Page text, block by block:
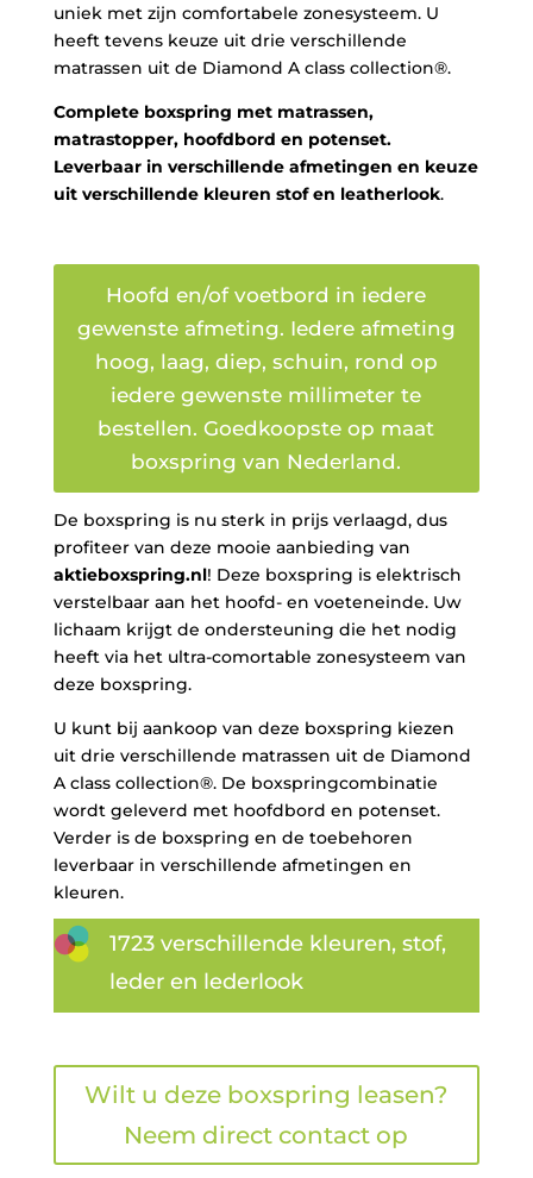
uniek met zijn comfortabele zonesysteem. U
heeft tevens keuze uit drie verschillende
matrassen uit de Diamond A class collection®.
Complete boxspring met matrassen,
matrastopper, hoofdbord en potenset.
Leverbaar in verschillende afmetingen en keuze
uit verschillende kleuren stof en leatherlook.
Hoofd en/of voetbord in iedere
gewenste afmeting. Iedere afmeting
hoog, laag, diep, schuin, rond op
iedere gewenste millimeter te
bestellen. Goedkoopste op maat
boxspring van Nederland.
De boxspring is nu sterk in prijs verlaagd, dus
profiteer van deze mooie aanbieding van
aktieboxspring.nl! Deze boxspring is elektrisch
verstelbaar aan het hoofd- en voeteneinde. Uw
lichaam krijgt de ondersteuning die het nodig
heeft via het ultra-comortable zonesysteem van
deze boxspring.
U kunt bij aankoop van deze boxspring kiezen
uit drie verschillende matrassen uit de Diamond
A class collection®. De boxspringcombinatie
wordt geleverd met hoofdbord en potenset.
Verder is de boxspring en de toebehoren
leverbaar in verschillende afmetingen en
kleuren.
1723 verschillende kleuren, stof,
leder en lederlook
Wilt u deze boxspring leasen?
Neem direct contact op